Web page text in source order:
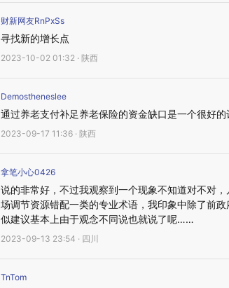
财新网友RnPxSs
寻找新的增长点
2023-10-02 01:32 · 陕西
Demostheneslee
通过养老支付补足养老保险的资金缺口是一个很好的
2023-09-17 11:36 · 陕西
拿笔小心0426
说的非常好，不过我观察到一个现象不知道对不对
场调节资源错配一类的专业术语，我印象中除了前
似建议基本上由于观念不同说也就说了呢……
2023-09-13 23:54 · 四川
TnTom